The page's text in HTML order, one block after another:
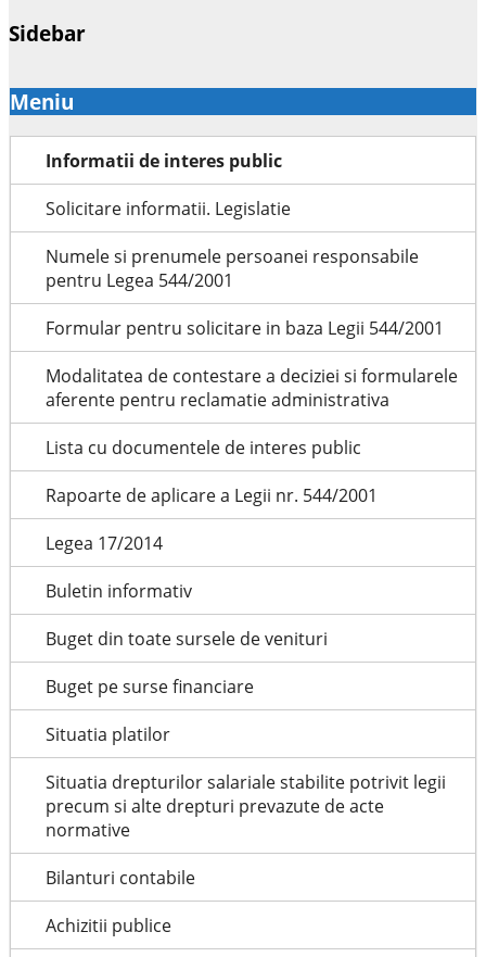
Sidebar
Meniu
Informatii de interes public
Solicitare informatii. Legislatie
Numele si prenumele persoanei responsabile
pentru Legea 544/2001
Formular pentru solicitare in baza Legii 544/2001
Modalitatea de contestare a deciziei si formularele
aferente pentru reclamatie administrativa
Lista cu documentele de interes public
Rapoarte de aplicare a Legii nr. 544/2001
Legea 17/2014
Buletin informativ
Buget din toate sursele de venituri
Buget pe surse financiare
Situatia platilor
Situatia drepturilor salariale stabilite potrivit legii
precum si alte drepturi prevazute de acte
normative
Bilanturi contabile
Achizitii publice